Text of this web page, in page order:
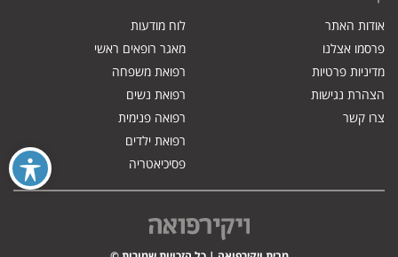
אודות האתר
פרסמו אצלנו
מדיניות פרטיות
הצהרת נגישות
צרו קשר
לוח מודעות
מאגר רופאים ראשי
רפואת משפחה
רפואת נשים
רפואה פנימית
רפואת ילדים
פסיכיאטריה